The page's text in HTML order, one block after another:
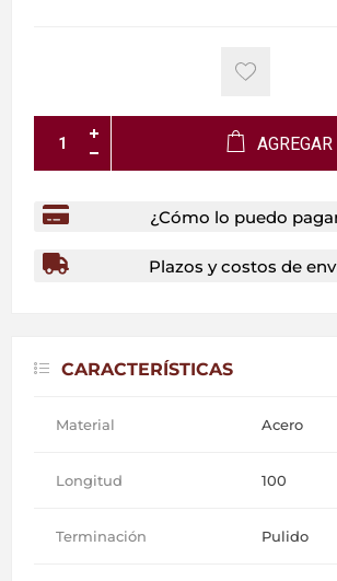
AGREGAR
¿Cómo lo puedo
Plazos y costos de
CARACTERÍSTICAS
Material Acero
Longitud 100
Terminación Pulido